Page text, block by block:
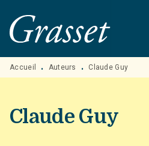
MENU RECHERCHE
PIED DE PAGE
Accueil • Auteurs • Claude Guy
Claude Guy